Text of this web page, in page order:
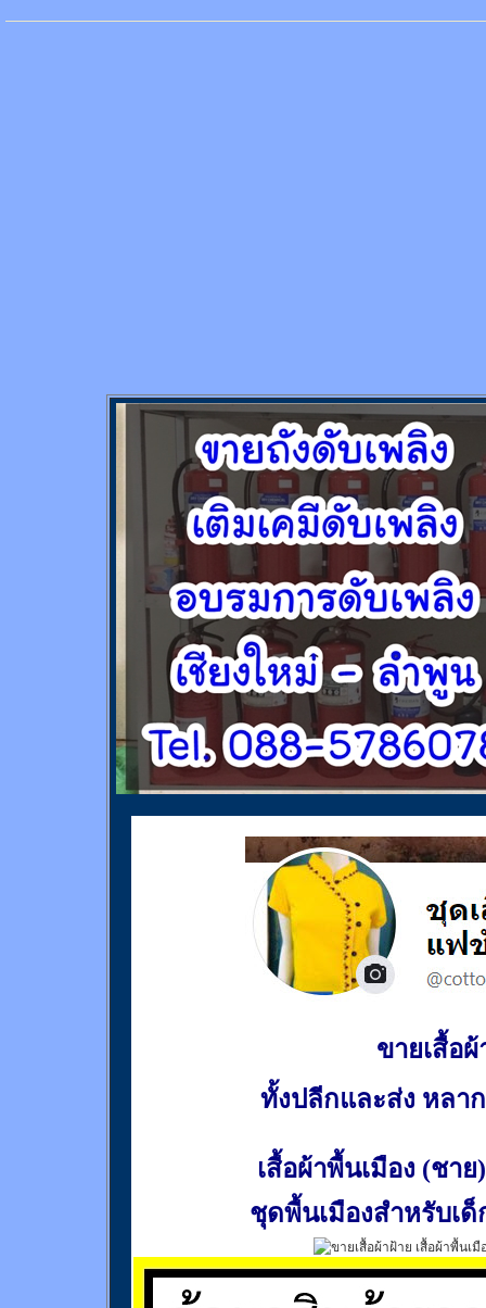
ขายเสื้อผ้
ทั้งปลีกและส่ง หลา
เสื้อผ้าพื้นเมือง (ชาย)
ชุดพื้นเมืองสำหรับเด็